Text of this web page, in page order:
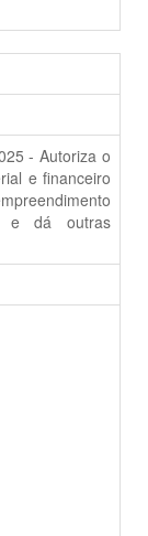
- Autoriza o
e financeiro
e dá outras